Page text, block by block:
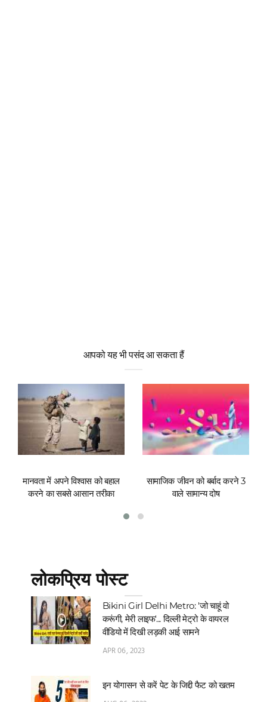
आपको यह भी पसंद आ सकता हैं
मानवता में अपने विश्वास को बहाल
करने का सबसे आसान तरीका
सामाजिक जीवन को बर्बाद करने 3
वाले सामान्य दोष
लोकप्रिय पोस्ट
Bikini Girl Delhi Metro: 'जो चाहूं वो
करूंगी, मेरी लाइफ'... दिल्‍ली मेट्रो के वायरल
वीडियो में दिखी लड़की आई सामने
APR 06, 2023
इन योगासन से करें पेट के जिद्दी फैट को खतम